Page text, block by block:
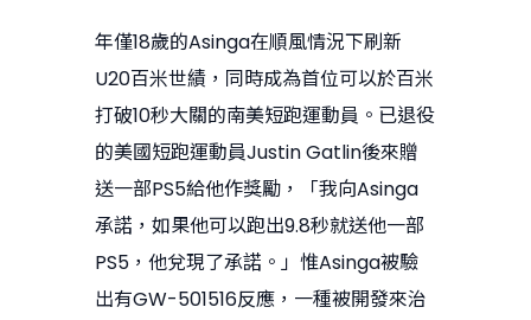
年僅18歲的Asinga在順風情況下刷新
U20百米世績，同時成為首位可以於百米
打破10秒大關的南美短跑運動員。已退役
的美國短跑運動員Justin Gatlin後來贈
送一部PS5給他作獎勵，「我向Asinga
承諾，如果他可以跑出9.8秒就送他一部
PS5，他兌現了承諾。」惟Asinga被驗
出有GW-501516反應，一種被開發來治